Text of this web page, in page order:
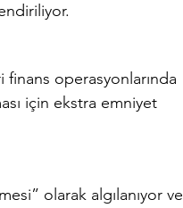
finans operasyonlarında
için ekstra emniyet
olarak algılanıyor ve